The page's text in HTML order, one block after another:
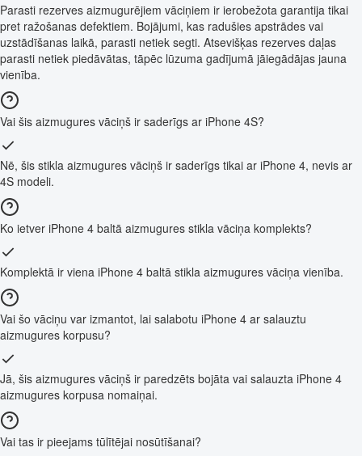
Parasti rezerves aizmugurējiem vāciņiem ir ierobežota garantija tikai
pret ražošanas defektiem. Bojājumi, kas radušies apstrādes vai
uzstādīšanas laikā, parasti netiek segti. Atsevišķas rezerves daļas
parasti netiek piedāvātas, tāpēc lūzuma gadījumā jāiegādājas jauna
vienība.
Vai šis aizmugures vāciņš ir saderīgs ar iPhone 4S?
Nē, šis stikla aizmugures vāciņš ir saderīgs tikai ar iPhone 4, nevis ar
4S modeli.
Ko ietver iPhone 4 baltā aizmugures stikla vāciņa komplekts?
Komplektā ir viena iPhone 4 baltā stikla aizmugures vāciņa vienība.
Vai šo vāciņu var izmantot, lai salabotu iPhone 4 ar salauztu
aizmugures korpusu?
Jā, šis aizmugures vāciņš ir paredzēts bojāta vai salauzta iPhone 4
aizmugures korpusa nomaiņai.
Vai tas ir pieejams tūlītējai nosūtīšanai?